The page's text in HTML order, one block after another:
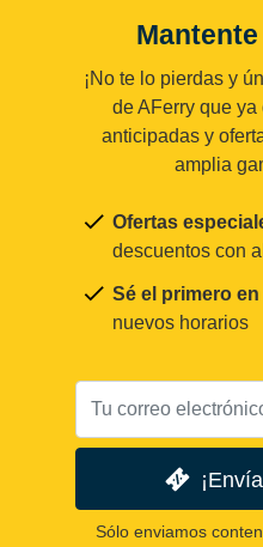
¡No te lo pierdas y
de AFerry que
anticipadas y
amplia
Ofertas
descuentos con
Sé el primero
nuevos horarios
Sólo enviamos